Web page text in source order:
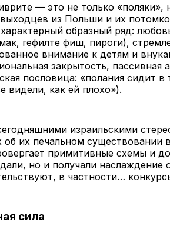
— это не только «поляки»,
из Польши и их
характерный образный ряд:
гефилте фиш, пироги),
внимание к детям и
закрытость, пассивная
пословица: «полания сидит
видели, как ей плохо»).
израильскими
об их печальном существовании
примитивные схемы и
но и получали наслаждение
в частности…
сила